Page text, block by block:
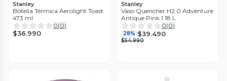
Stanley
Botella Térmica Aerolight Toast
473 ml
0(0)
$36.990
Stanley
Vaso Quencher H2.0 Adventure
Antique Pink 1.18 L
0(0)
28% $39.490
$54.990